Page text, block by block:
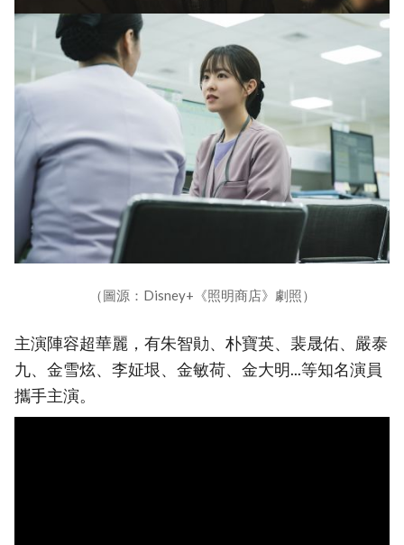
（圖源：Disney+《照明商店》劇照）
主演陣容超華麗，有朱智勛、朴寶英、裴晟佑、嚴泰
九、金雪炫、李姃垠、金敏荷、金大明...等知名演員
攜手主演。